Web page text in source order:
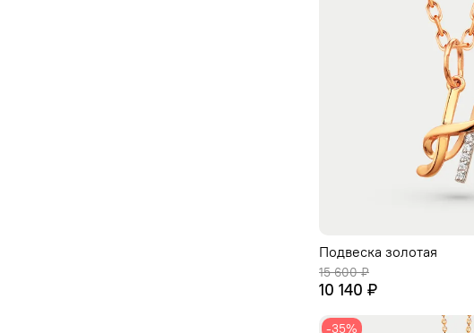
Подвеска золотая
15 600 ₽
10 140 ₽
-35%